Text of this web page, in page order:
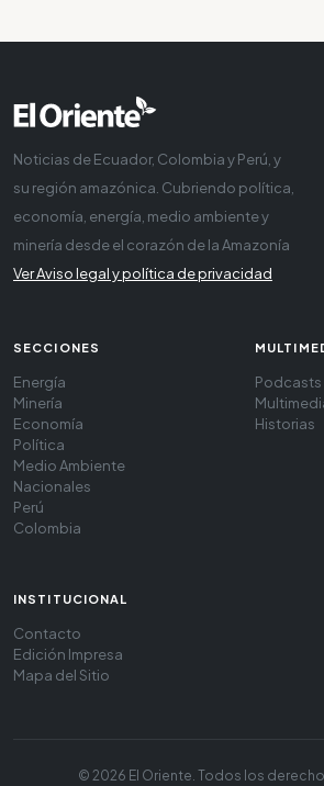
Noticias de Ecuador, Colombia y Perú, y
su región amazónica. Cubriendo política,
economía, energía, medio ambiente y
minería desde el corazón de la Amazonía
Ver Aviso legal y política de privacidad
SECCIONES
Energía
Minería
Economía
Política
Medio Ambiente
Nacionales
Perú
Colombia
Podcasts
Historias
INSTITUCIONAL
Contacto
Edición Impresa
Mapa del Sitio
© 2026 El Oriente. Todos los